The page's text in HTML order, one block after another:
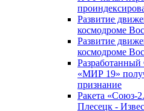
Развитие
космодроме
Развитие
космодроме
«МИР 19»
признание
Ракета «Союз-
Плесецк -